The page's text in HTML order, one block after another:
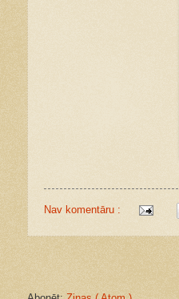
Nav komentāru :